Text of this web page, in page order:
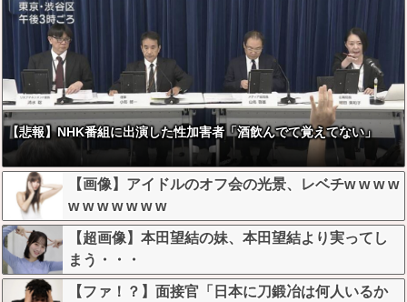
【悲報】NHK番組に出演した性加害者「酒飲んでて覚えてない」
【画像】アイドルのオフ会の光景、レベチw w w w
w w w w w w w
【超画像】本田望結の妹、本田望結より実ってし
まう・・・
【ファ！？】面接官「日本に刀鍛冶は何人いるか